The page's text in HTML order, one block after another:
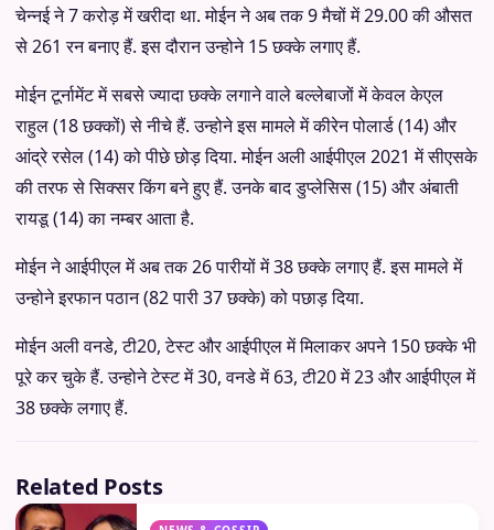
चेन्नई ने 7 करोड़ में खरीदा था. मोईन ने अब तक 9 मैचों में 29.00 की औसत
से 261 रन बनाए हैं. इस दौरान उन्होने 15 छक्के लगाए हैं.
मोईन टूर्नामेंट में सबसे ज्यादा छक्के लगाने वाले बल्लेबाजों में केवल केएल
राहुल (18 छक्कों) से नीचे हैं. उन्होने इस मामले में कीरेन पोलार्ड (14) और
आंद्रे रसेल (14) को पीछे छोड़ दिया. मोईन अली आईपीएल 2021 में सीएसके
की तरफ से सिक्सर किंग बने हुए हैं. उनके बाद डुप्लेसिस (15) और अंबाती
रायडू (14) का नम्बर आता है.
मोईन ने आईपीएल में अब तक 26 पारीयों में 38 छक्के लगाए हैं. इस मामले में
उन्होने इरफान पठान (82 पारी 37 छक्के) को पछाड़ दिया.
मोईन अली वनडे, टी20, टेस्ट और आईपीएल में मिलाकर अपने 150 छक्के भी
पूरे कर चुके हैं. उन्होने टेस्ट में 30, वनडे में 63, टी20 में 23 और आईपीएल में
38 छक्के लगाए हैं.
Related Posts